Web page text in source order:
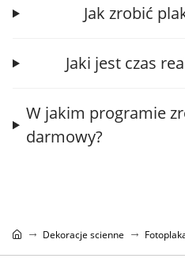
Jak zrobić
Jaki jest czas
W jakim programie
darmowy?
Dekoracje scienne